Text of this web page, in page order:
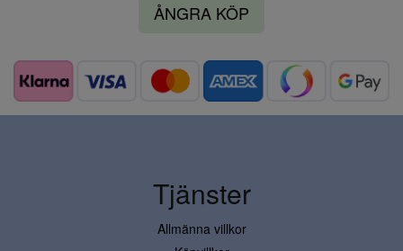
ÅNGRA KÖP
Tjänster
Allmänna villkor